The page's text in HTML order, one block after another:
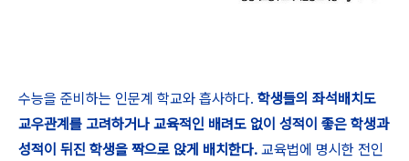
수능을 준비하는 인문계 학교와 흡사하다. 학생들의 좌석배치도
교우관계를 고려하거나 교육적인 배려도 없이 성적이 좋은 학생과
성적이 뒤진 학생을 짝으로 앉게 배치한다. 교육법에 명시한 전인